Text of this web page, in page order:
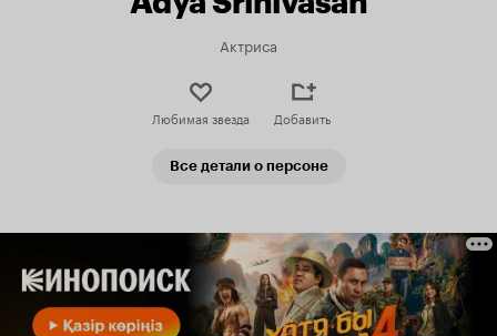
Актриса
Любимая звезда Добавить
Все детали о персоне